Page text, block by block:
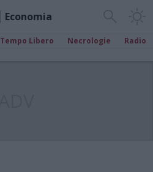
Economia
Tempo Libero Necrologie Radio